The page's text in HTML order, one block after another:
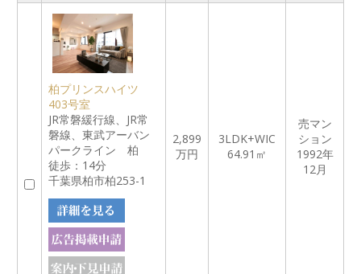
柏プリンスハイツ
403号室
JR常磐緩行線、JR常
磐線、東武アーバン
パークライン 柏
徒歩：14分
千葉県柏市柏253-1
2,899
万円
3LDK+WIC
64.91㎡
売マン
ション
1992年
12月